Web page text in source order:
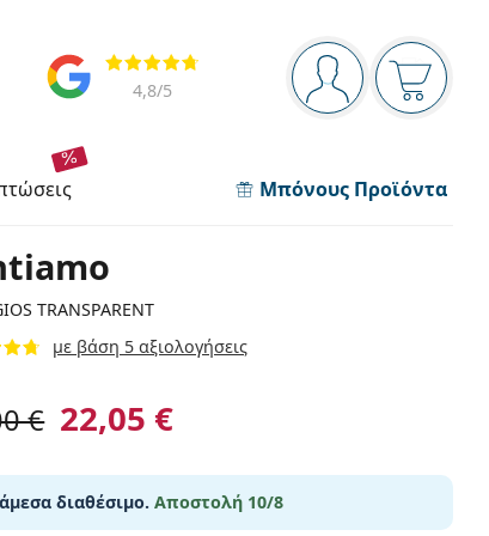
Πίνακας πλοήγησης
Είστε
Το
Αξιολογήσεις
4,8/5
Μπόνους Προϊόντα
TRANSPARENT
με βάση 5 αξιολογήσεις
€ 22,05 €
άμεσα διαθέσιμο. Αποστολή 10/8